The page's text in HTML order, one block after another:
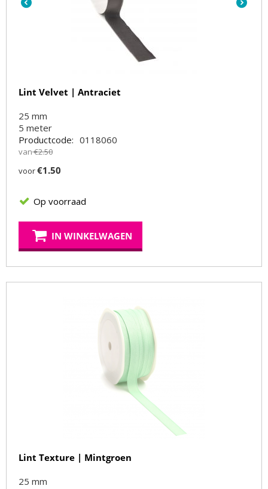
Lint Velvet | Antraciet
25 mm
5 meter
Productcode: 0118060
van €2.50
voor€1.50
Op voorraad
IN WINKELWAGEN
Lint Texture | Mintgroen
25 mm